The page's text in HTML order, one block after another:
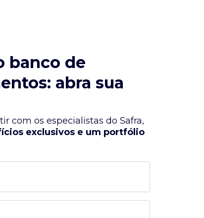
banco de
abra sua
com os especialistas do Safra,
exclusivos e um portfólio